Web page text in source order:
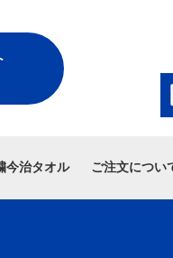
今治タオル ご注文につい